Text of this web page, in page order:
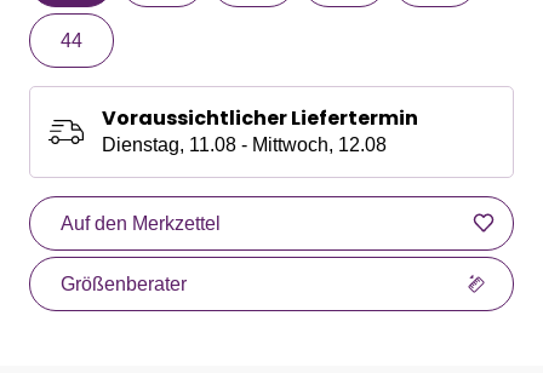
44
Voraussichtlicher Liefertermin
Dienstag, 11.08 - Mittwoch, 12.08
Auf den Merkzettel
Größenberater